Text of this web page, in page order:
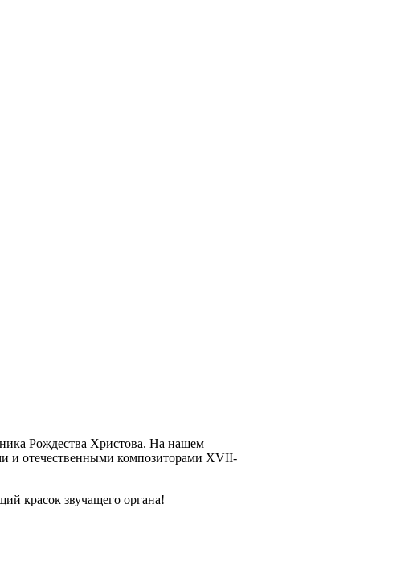
Рождества Христова. На нашем
и отечественными композиторами XVII-
красок звучащего органа!